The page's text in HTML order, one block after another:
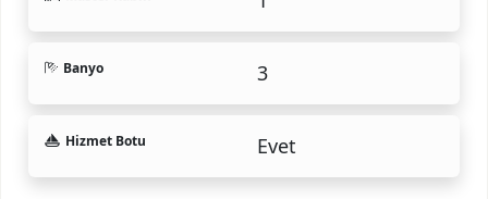
Banyo 3
Hizmet Botu Evet